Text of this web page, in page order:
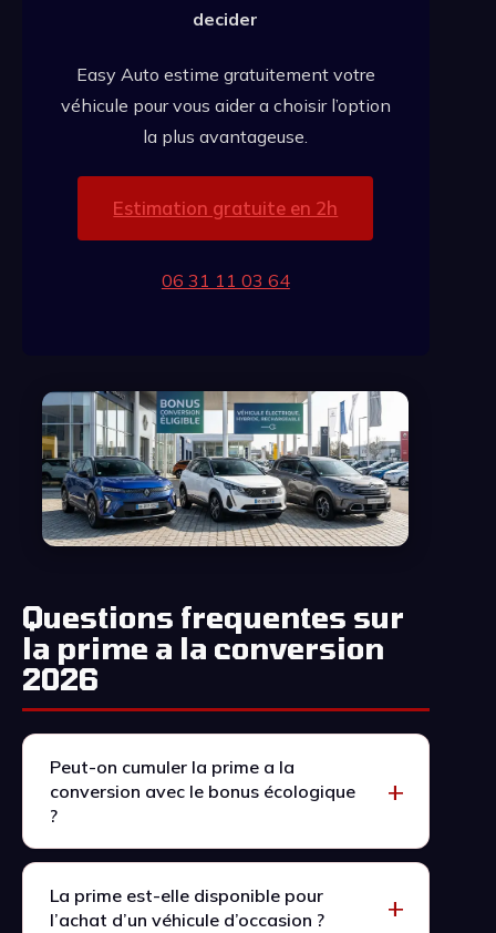
decider
Easy Auto estime gratuitement votre
véhicule pour vous aider a choisir l’option
la plus avantageuse.
Estimation gratuite en 2h
06 31 11 03 64
Questions frequentes sur
la prime a la conversion
2026
Peut-on cumuler la prime a la
conversion avec le bonus écologique
?
La prime est-elle disponible pour
l’achat d’un véhicule d’occasion ?